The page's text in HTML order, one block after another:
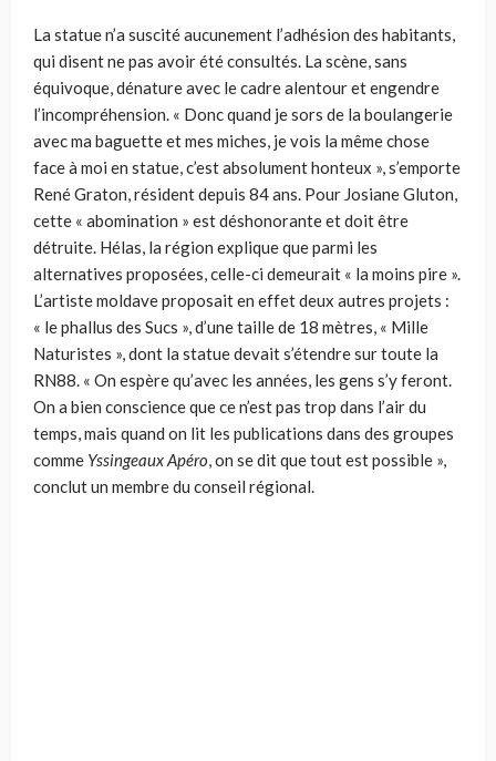
La statue n’a suscité aucunement l’adhésion des habitants,
qui disent ne pas avoir été consultés. La scène, sans
équivoque, dénature avec le cadre alentour et engendre
l’incompréhension. « Donc quand je sors de la boulangerie
avec ma baguette et mes miches, je vois la même chose
face à moi en statue, c’est absolument honteux », s’emporte
René Graton, résident depuis 84 ans. Pour Josiane Gluton,
cette « abomination » est déshonorante et doit être
détruite. Hélas, la région explique que parmi les
alternatives proposées, celle-ci demeurait « la moins pire ».
L’artiste moldave proposait en effet deux autres projets :
« le phallus des Sucs », d’une taille de 18 mètres, « Mille
Naturistes », dont la statue devait s’étendre sur toute la
RN88. « On espère qu’avec les années, les gens s’y feront.
On a bien conscience que ce n’est pas trop dans l’air du
temps, mais quand on lit les publications dans des groupes
comme Yssingeaux Apéro, on se dit que tout est possible »,
conclut un membre du conseil régional.